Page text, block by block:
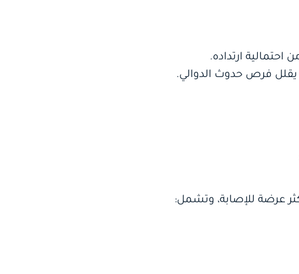
احتمالية ارتداده.
يقلل فرص حدوث الدوالي.
عرضة للإصابة، وتشمل: